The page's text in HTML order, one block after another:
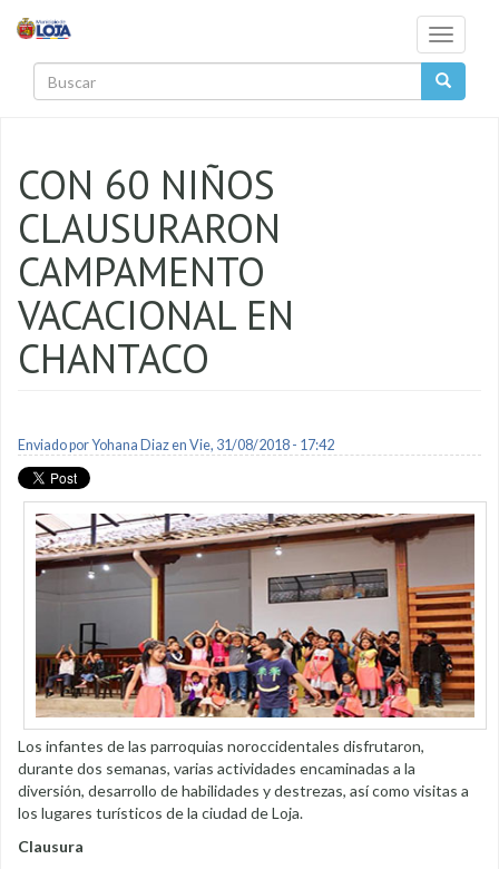
Toggle
CON 60 NIÑOS
CLAUSURARON
CAMPAMENTO
VACACIONAL EN
CHANTACO
Enviado porYohana Diazen Vie, 31/08/2018 - 17:42
Los infantes de las parroquias noroccidentales disfrutaron,
durante dos semanas, varias actividades encaminadas a la
diversión, desarrollo de habilidades y destrezas, así como visitas a
los lugares turísticos de la ciudad de Loja.
Clausura